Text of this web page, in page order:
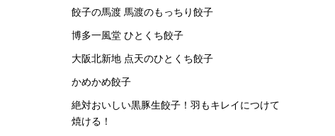
餃子の馬渡 馬渡のもっちり餃子
博多一風堂 ひとくち餃子
大阪北新地 点天のひとくち餃子
かめかめ餃子
絶対おいしい黒豚生餃子！羽もキレイにつけて
焼ける！